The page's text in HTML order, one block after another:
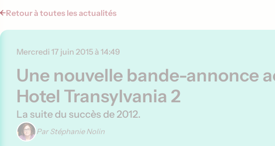
Retour à toutes les actualités
Mercredi 17 juin 2015 à 14:49
Une nouvelle bande-annonce
Hotel Transylvania 2
La suite du succès de 2012.
Par Stéphanie Nolin